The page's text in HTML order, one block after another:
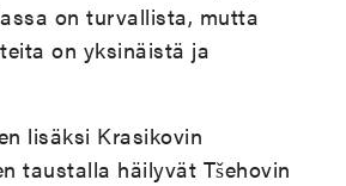
on turvallista, mutta
on yksinäistä ja
lisäksi Krasikovin
taustalla häilyvät Tšehovin